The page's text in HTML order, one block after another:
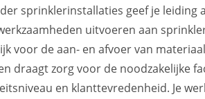
sprinklerinstallaties geef je leiding
uitvoeren aan
voor de aan- en afvoer van
draagt zorg voor de noodzakelijke
en klanttevredenheid. Je